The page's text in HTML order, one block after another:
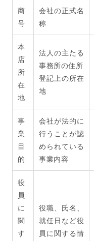
商
号
会社の正式名
称
本
店
所
在
地
法人の主たる
事務所の住所
登記上の所在
地
事
業
目
的
会社が法的に
行うことが認
められている
事業内容
役
員
に
関
す
役職、氏名、
就任日など役
員に関する情